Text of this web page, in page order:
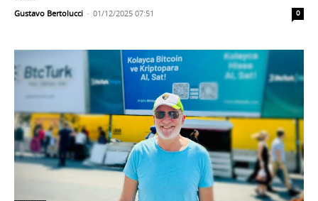
Gustavo Bertolucci - 01/12/2025 07:51 0